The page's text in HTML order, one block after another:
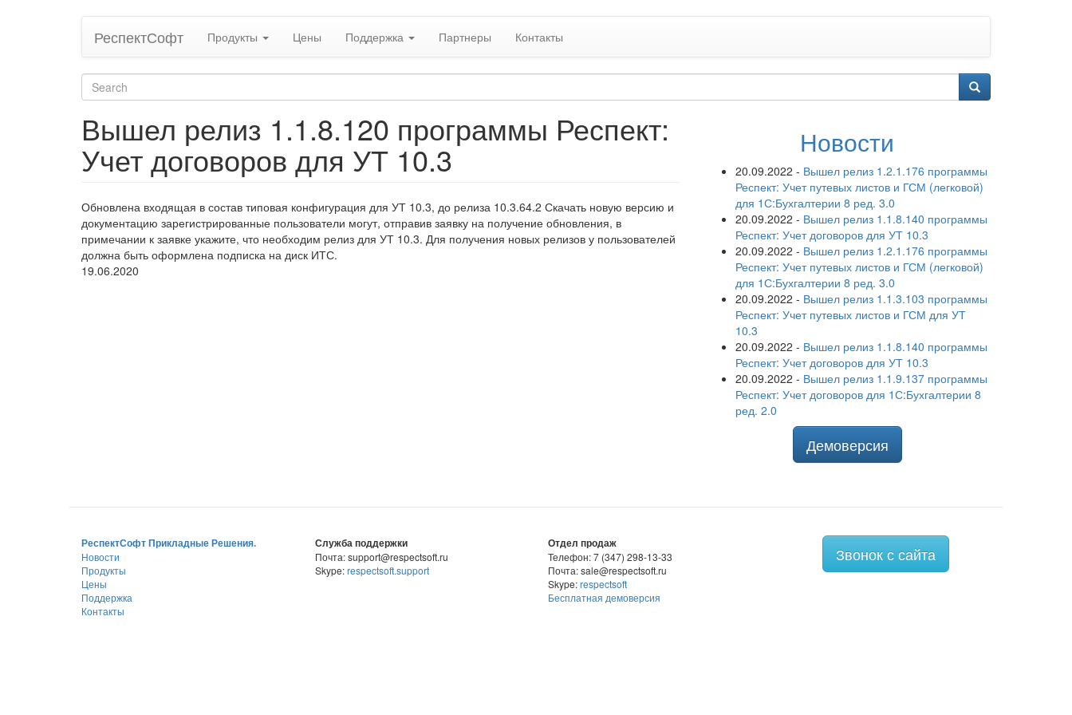
РеспектСофт Продукты Цены Поддержка Партнеры Контакты
Search
form
Вышел релиз 1.1.8.120 программы Респект:
Учет договоров для УТ 10.3
Обновлена входящая в состав типовая конфигурация для УТ 10.3, до релиза 10.3.64.2 Скачать новую версию и
документацию зарегистрированные пользователи могут, отправив заявку на получение обновления, в
примечании к заявке укажите, что необходим релиз для УТ 10.3. Для получения новых релизов у пользователей
должна быть оформлена подписка на диск ИТС.
19.06.2020
Новости
20.09.2022 - Вышел релиз 1.2.1.176 программы
Респект: Учет путевых листов и ГСМ (легковой)
для 1С:Бухгалтерии 8 ред. 3.0
20.09.2022 - Вышел релиз 1.1.8.140 программы
Респект: Учет договоров для УТ 10.3
20.09.2022 - Вышел релиз 1.2.1.176 программы
Респект: Учет путевых листов и ГСМ (легковой)
для 1С:Бухгалтерии 8 ред. 3.0
20.09.2022 - Вышел релиз 1.1.3.103 программы
Респект: Учет путевых листов и ГСМ для УТ
10.3
20.09.2022 - Вышел релиз 1.1.8.140 программы
Респект: Учет договоров для УТ 10.3
20.09.2022 - Вышел релиз 1.1.9.137 программы
Респект: Учет договоров для 1С:Бухгалтерии 8
ред. 2.0
Демоверсия
РеспектСофт Прикладные Решения.
Новости
Продукты
Цены
Поддержка
Контакты
Служба поддержки
Почта: support@respectsoft.ru
Skype:respectsoft.support
Отдел продаж
Телефон: 7 (347) 298-13-33
Почта: sale@respectsoft.ru
Skype:respectsoft
Бесплатная демоверсия
Звонок с сайта